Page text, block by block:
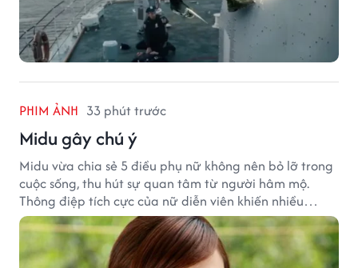
PHIM ẢNH 33 phút trước
Midu gây chú ý
Midu vừa chia sẻ 5 điều phụ nữ không nên bỏ lỡ trong
cuộc sống, thu hút sự quan tâm từ người hâm mộ.
Thông điệp tích cực của nữ diễn viên khiến nhiều
người đồng cảm khi nhìn lại hành trình sự nghiệp và
hạnh phúc hiện tại của cô.